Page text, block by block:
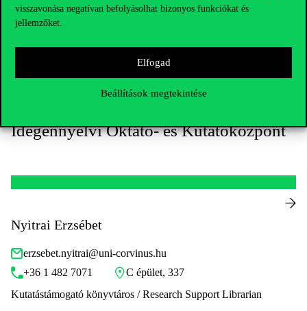
visszavonása negatívan befolyásolhat bizonyos funkciókat és
jellemzőket.
Elfogad
Beállítások megtekintése
Kutatástámogató könyvtáros / Research Support Librarian
felelős rh. / Egyetemi Könyvtár
Idegennyelvi Oktató- és Kutatóközpont
Nyitrai Erzsébet
erzsebet.nyitrai@uni-corvinus.hu
+36 1 482 7071
C épület, 337
Kutatástámogató könyvtáros / Research Support Librarian